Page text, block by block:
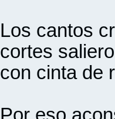
Los cantos
cortes
con cinta de